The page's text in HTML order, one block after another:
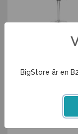
71 kr
BigStore är en